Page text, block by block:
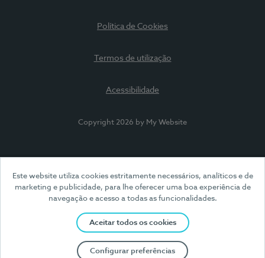
Este website utiliza cookies estritamente necessários, analíticos e de
marketing e publicidade, para lhe oferecer uma boa experiência de
navegação e acesso a todas as funcionalidades.
Aceitar todos os cookies
Configurar preferências
Política de Cookies
Termos de utilização
Acessibilidade
Copyright 2026 by My Website